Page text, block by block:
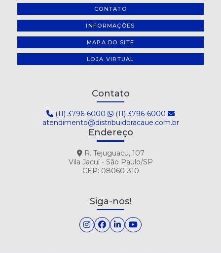
CONTATO
INFORMAÇÕES
MAPA DO SITE
LOJA VIRTUAL
Contato
(11) 3796-6000
(11) 3796-6000
atendimento@distribuidoracaue.com.br
Endereço
R. Tejuguacu, 107
Vila Jacuí - São Paulo/SP
CEP: 08060-310
Siga-nos!